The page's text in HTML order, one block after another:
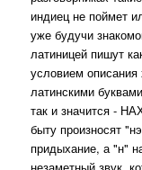
индиец не поймет
уже будучи
латиницей пишут
условием описания
латинскими
так и значится -
быту произносят
придыхание, а "н"